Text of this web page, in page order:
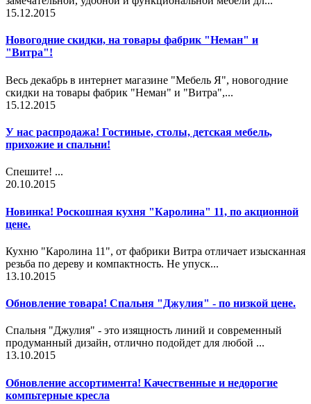
15.12.2015
Новогодние скидки, на товары фабрик "Неман" и
"Витра"!
Весь декабрь в интернет магазине "Мебель Я", новогодние
скидки на товары фабрик "Неман" и "Витра",...
15.12.2015
У нас распродажа! Гостиные, столы, детская мебель,
прихожие и спальни!
Спешите! ...
20.10.2015
Новинка! Роскошная кухня "Каролина" 11, по акционной
цене.
Кухню "Каролина 11", от фабрики Витра отличает изысканная
резьба по дереву и компактность. Не упуск...
13.10.2015
Обновление товара! Спальня "Джулия" - по низкой цене.
Спальня "Джулия" - это изящность линий и современный
продуманный дизайн, отлично подойдет для любой ...
13.10.2015
Обновление ассортимента! Качественные и недорогие
компьтерные кресла